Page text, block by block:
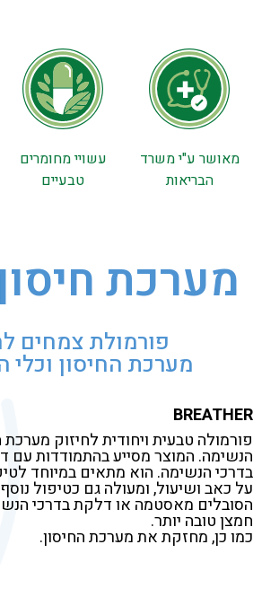
מאושר ע"י משרד
הבריאות
עשויי מחומרים
טבעיים
מערכת
פורמולת צמחים
מערכת החיסון וכלי
BREATHER
פורמולה טבעית ויחודית לחיזוק
הנשימה. המוצר מסייע בהתמודדות עם
בדרכי הנשימה. הוא מתאים במיוחד
על כאב ושיעול, ומעולה גם כטיפול
הסובלים מאסטמה או דלקת בדרכי
חמצן טובה יותר.
כמו כן, מחזקת את מערכת החיסון.